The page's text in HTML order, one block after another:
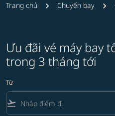
Trang chủ Chuyến bay
Ưu đãi vé máy bay
trong 3 tháng tới
Từ
flight_takeoff